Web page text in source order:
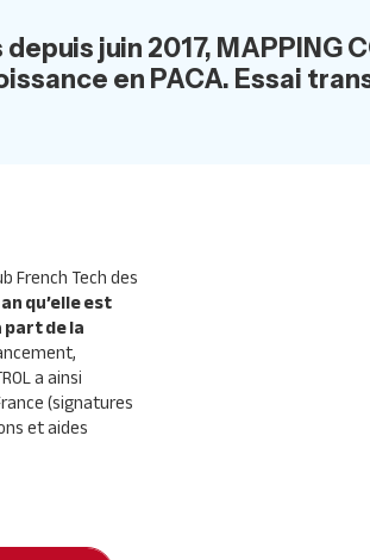
juin 2017, MAPPING
en PACA. Essai
French Tech des
qu’elle est
de la
a ainsi
(signatures
et aides